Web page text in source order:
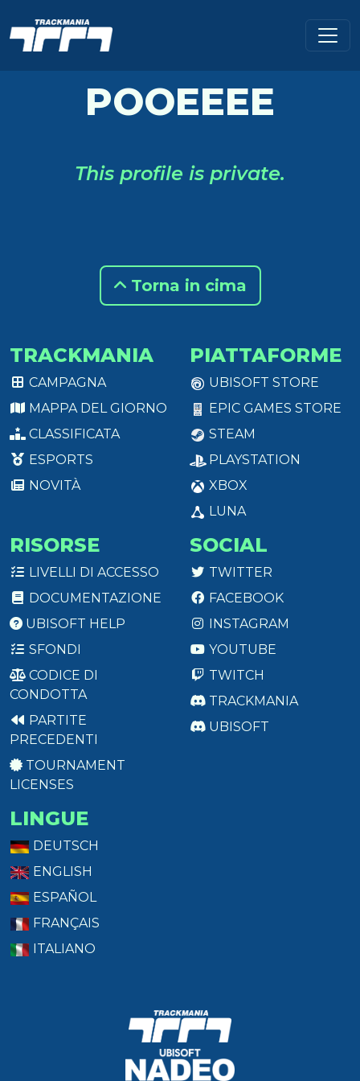
POOEEEE
This profile is private.
Torna in cima
TRACKMANIA
CAMPAGNA
MAPPA DEL GIORNO
CLASSIFICATA
ESPORTS
NOVITÀ
PIATTAFORME
UBISOFT STORE
EPIC GAMES STORE
STEAM
PLAYSTATION
XBOX
LUNA
RISORSE
LIVELLI DI ACCESSO
DOCUMENTAZIONE
UBISOFT HELP
SFONDI
CODICE DI
CONDOTTA
PARTITE
PRECEDENTI
TOURNAMENT
LICENSES
SOCIAL
TWITTER
FACEBOOK
INSTAGRAM
YOUTUBE
TWITCH
TRACKMANIA
UBISOFT
LINGUE
DEUTSCH
ENGLISH
ESPAÑOL
FRANÇAIS
ITALIANO